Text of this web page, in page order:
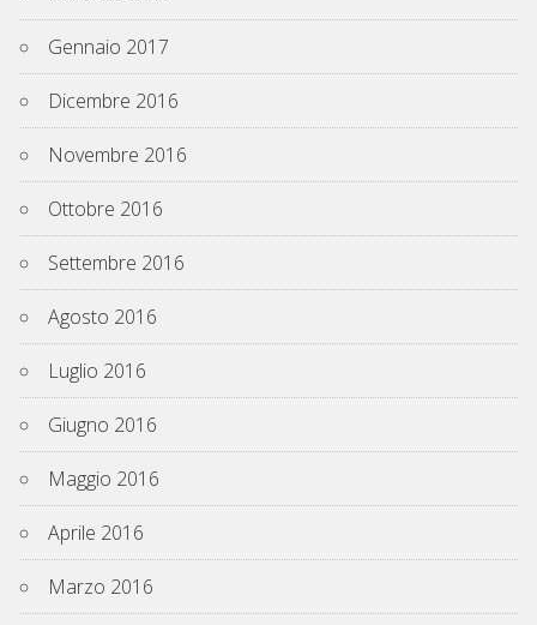
Gennaio 2017
Dicembre 2016
Novembre 2016
Ottobre 2016
Settembre 2016
Agosto 2016
Luglio 2016
Giugno 2016
Maggio 2016
Aprile 2016
Marzo 2016